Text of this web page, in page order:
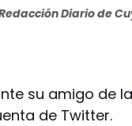
Diario de
su amigo de
de Twitter.